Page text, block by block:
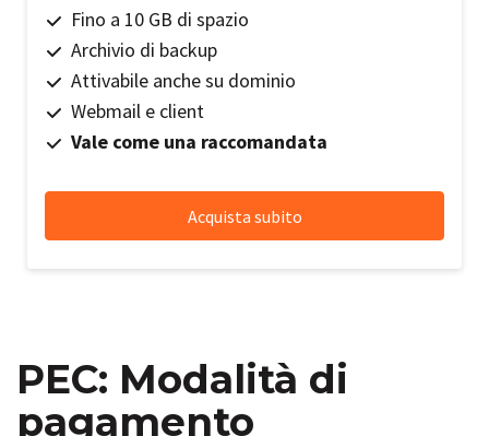
Fino a 10 GB di spazio
Archivio di backup
Attivabile anche su dominio
Webmail e client
Vale come una raccomandata
PEC: Modalità di
pagamento